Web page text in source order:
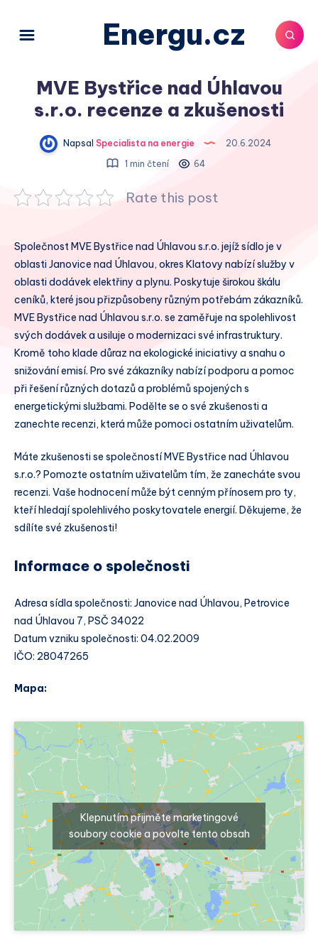
Energu.cz
MVE Bystřice nad Úhlavou
s.r.o. recenze a zkušenosti
Napsal Specialista na energie
20.6.2024
1 min čtení
64
Rate this post
Společnost MVE Bystřice nad Úhlavou s.r.o. jejíž sídlo je v
oblasti Janovice nad Úhlavou, okres Klatovy nabízí služby v
oblasti dodávek elektřiny a plynu. Poskytuje širokou škálu
ceníků, které jsou přizpůsobeny různým potřebám zákazníků.
MVE Bystřice nad Úhlavou s.r.o. se zaměřuje na spolehlivost
svých dodávek a usiluje o modernizaci své infrastruktury.
Kromě toho klade důraz na ekologické iniciativy a snahu o
snižování emisí. Pro své zákazníky nabízí podporu a pomoc
při řešení různých dotazů a problémů spojených s
energetickými službami. Podělte se o své zkušenosti a
zanechte recenzi, která může pomoci ostatním uživatelům.
Máte zkušenosti se společností MVE Bystřice nad Úhlavou
s.r.o.? Pomozte ostatním uživatelům tím, že zanecháte svou
recenzi. Vaše hodnocení může být cenným přínosem pro ty,
kteří hledají spolehlivého poskytovatele energií. Děkujeme, že
sdílíte své zkušenosti!
Informace o společnosti
Adresa sídla společnosti: Janovice nad Úhlavou, Petrovice
nad Úhlavou 7, PSČ 34022
Datum vzniku společnosti: 04.02.2009
IČO: 28047265
Mapa:
Klepnutím přijměte marketingové
soubory cookie a povolte tento obsah